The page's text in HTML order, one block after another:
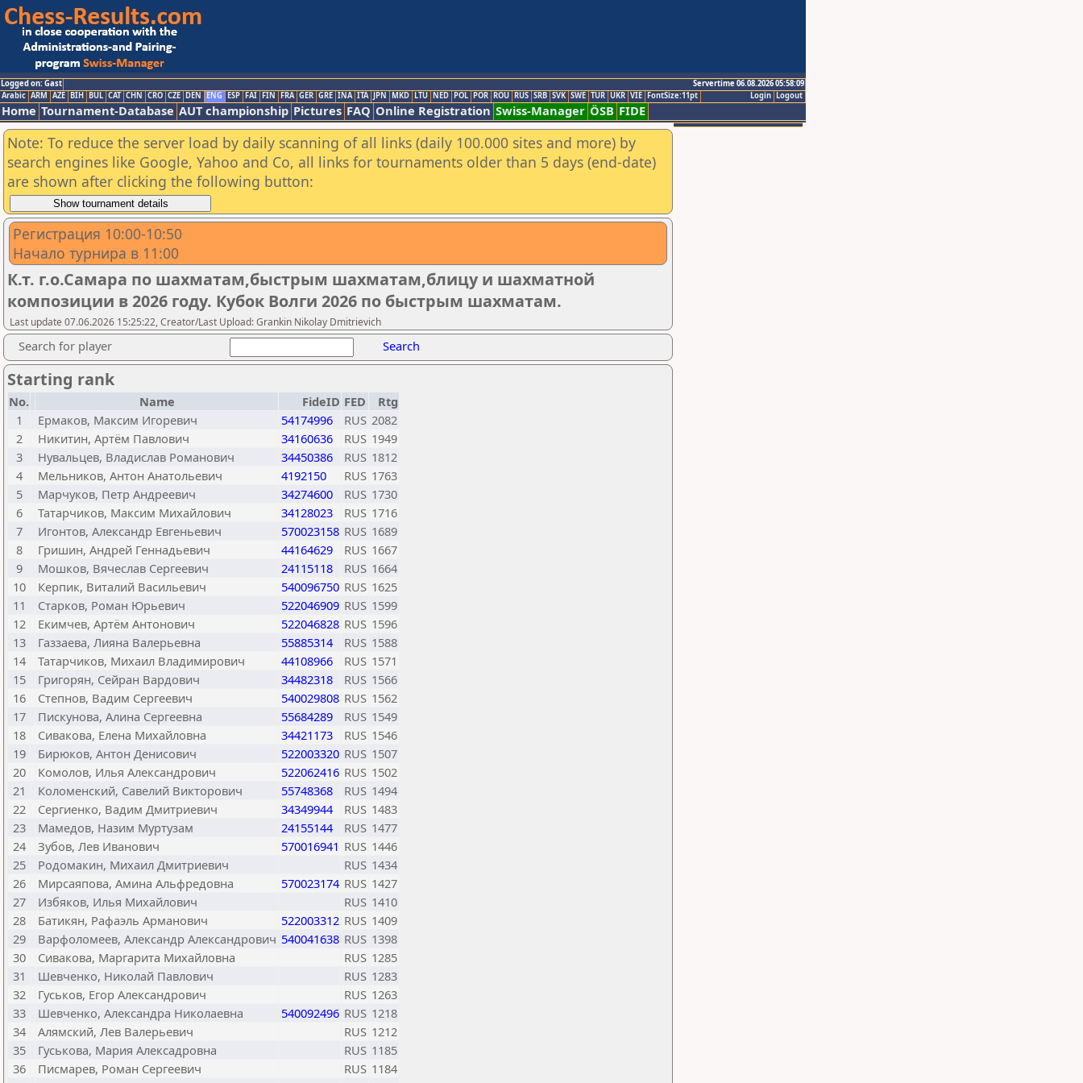
Logged on: Gast
Servertime 06.08.2026 05:58:09
Logout
Login
Arabic ARM AZE BIH BUL CAT CHN CRO CZE DEN ENG ESP FAI FIN FRA GER GRE INA ITA JPN MKD LTU NED POL POR ROU RUS SRB SVK SWE TUR UKR VIE FontSize:11pt
Home Tournament-Database AUT championship Pictures FAQ Online Registration Swiss-Manager ÖSB FIDE
Note: To reduce the server load by daily scanning of all links (daily 100.000 sites and more) by
search engines like Google, Yahoo and Co, all links for tournaments older than 5 days (end-date)
are shown after clicking the following button:
Регистрация 10:00-10:50
Начало турнира в 11:00
К.т. г.о.Самара по шахматам,быстрым шахматам,блицу и шахматной
композиции в 2026 году. Кубок Волги 2026 по быстрым шахматам.
Last update 07.06.2026 15:25:22, Creator/Last Upload: Grankin Nikolay Dmitrievich
Search for player Search
Starting rank
No. Name FideID FED
Rtg
1
Ермаков, Максим Игоревич 54174996 RUS 2082
2
Никитин, Артём Павлович 34160636 RUS 1949
3
Нувальцев, Владислав Романович 34450386 RUS 1812
4
Мельников, Антон Анатольевич 4192150 RUS 1763
5
Марчуков, Петр Андреевич 34274600 RUS 1730
6
Татарчиков, Максим Михайлович 34128023 RUS 1716
7
Игонтов, Александр Евгеньевич 570023158 RUS 1689
8
Гришин, Андрей Геннадьевич 44164629 RUS 1667
9
Мошков, Вячеслав Сергеевич 24115118 RUS 1664
10
Керпик, Виталий Васильевич 540096750 RUS 1625
11
Старков, Роман Юрьевич 522046909 RUS 1599
12
Екимчев, Артём Антонович 522046828 RUS 1596
13
Газзаева, Лияна Валерьевна 55885314 RUS 1588
14
Татарчиков, Михаил Владимирович 44108966 RUS 1571
15
Григорян, Сейран Вардович 34482318 RUS 1566
16
Степнов, Вадим Сергеевич 540029808 RUS 1562
17
Пискунова, Алина Сергеевна 55684289 RUS 1549
18
Сивакова, Елена Михайловна 34421173 RUS 1546
19
Бирюков, Антон Денисович 522003320 RUS 1507
20
Комолов, Илья Александрович 522062416 RUS 1502
21
Коломенский, Савелий Викторович 55748368 RUS 1494
22
Сергиенко, Вадим Дмитриевич 34349944 RUS 1483
23
Мамедов, Назим Муртузам 24155144 RUS 1477
24
Зубов, Лев Иванович 570016941 RUS 1446
25
Родомакин, Михаил Дмитриевич RUS 1434
26
Мирсаяпова, Амина Альфредовна 570023174 RUS 1427
27
Избяков, Илья Михайлович RUS 1410
28
Батикян, Рафаэль Арманович 522003312 RUS 1409
29
Варфоломеев, Александр Александрович 540041638 RUS 1398
30
Сивакова, Маргарита Михайловна RUS 1285
31
Шевченко, Николай Павлович RUS 1283
32
Гуськов, Егор Александрович RUS 1263
33
Шевченко, Александра Николаевна 540092496 RUS 1218
34
Алямский, Лев Валерьевич RUS 1212
35
Гуськова, Мария Алексадровна RUS 1185
36
Писмарев, Роман Сергеевич RUS 1184